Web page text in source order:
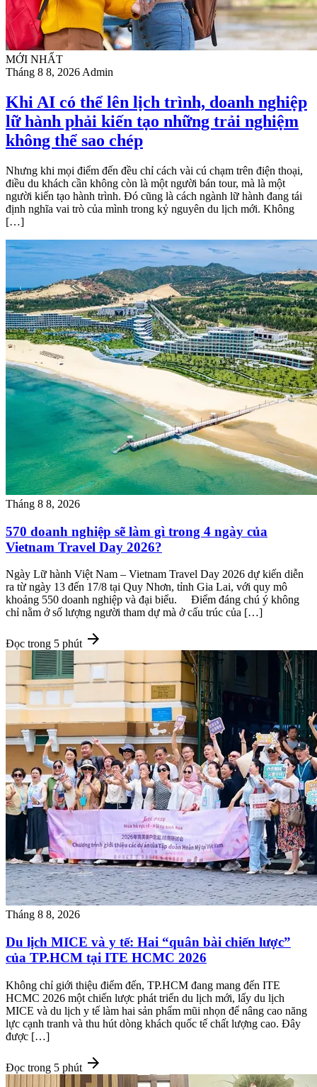
MỚI NHẤT
Tháng 8 8, 2026 Admin
Khi AI có thể lên lịch trình, doanh nghiệp
lữ hành phải kiến tạo những trải nghiệm
không thể sao chép
Nhưng khi mọi điểm đến đều chỉ cách vài cú chạm trên điện thoại,
điều du khách cần không còn là một người bán tour, mà là một
người kiến tạo hành trình. Đó cũng là cách ngành lữ hành đang tái
định nghĩa vai trò của mình trong kỷ nguyên du lịch mới. Không
[…]
Tháng 8 8, 2026
570 doanh nghiệp sẽ làm gì trong 4 ngày của
Vietnam Travel Day 2026?
Ngày Lữ hành Việt Nam – Vietnam Travel Day 2026 dự kiến diễn
ra từ ngày 13 đến 17/8 tại Quy Nhơn, tỉnh Gia Lai, với quy mô
khoảng 550 doanh nghiệp và đại biểu. Điểm đáng chú ý không
chỉ nằm ở số lượng người tham dự mà ở cấu trúc của […]
Đọc trong 5 phút arrow_forward
Tháng 8 8, 2026
Du lịch MICE và y tế: Hai “quân bài chiến lược”
của TP.HCM tại ITE HCMC 2026
Không chỉ giới thiệu điểm đến, TP.HCM đang mang đến ITE
HCMC 2026 một chiến lược phát triển du lịch mới, lấy du lịch
MICE và du lịch y tế làm hai sản phẩm mũi nhọn để nâng cao năng
lực cạnh tranh và thu hút dòng khách quốc tế chất lượng cao. Đây
được […]
Đọc trong 5 phút arrow_forward